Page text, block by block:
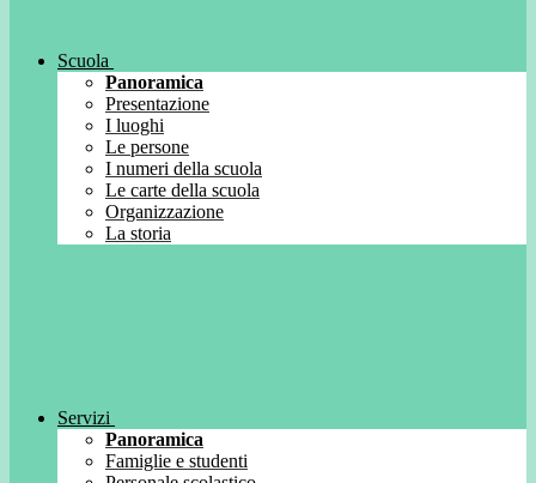
Scuola
Panoramica
Presentazione
I luoghi
Le persone
I numeri della scuola
Le carte della scuola
Organizzazione
La storia
Servizi
Panoramica
Famiglie e studenti